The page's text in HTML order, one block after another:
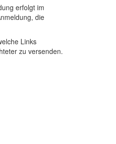
erfolgt im
die
Links
zu versenden.